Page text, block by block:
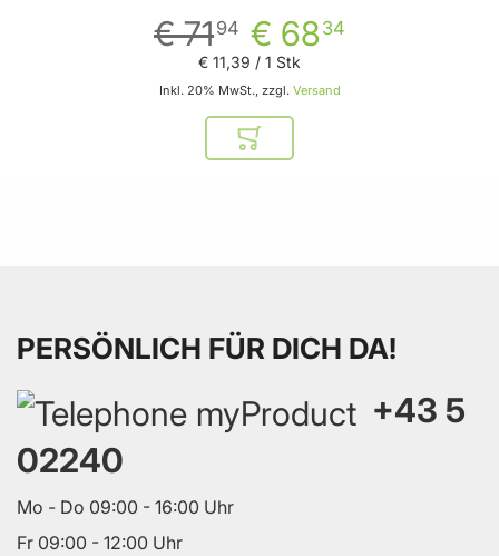
€ 6834
€ 7194
Inkl. 20% MwSt., zzgl. Versand
€ 11,39 / 1 Stk
In den Warenkorb
PERSÖNLICH FÜR DICH DA!
+43 5
02240
Mo - Do 09:00 - 16:00 Uhr
Fr 09:00 - 12:00 Uhr